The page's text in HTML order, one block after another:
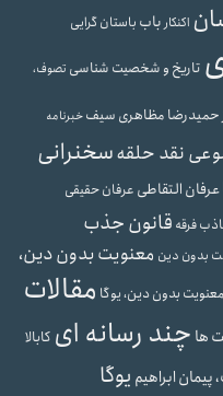
اکنکارباب باستان گرایی
تاریخ و شخصیت شناسی تصوف،
حمیدرضا مظاهری سیفخبرنامه
نقد حلقهسخنرانی
عرفان التقاطی عرفان حقیقی
فرقه قانون جذب
بدون دین معنویت بدون دین،
معنویت بدون دین، یوگا مقالات
ها چند رسانه ای کابالا
پیمان ابراهیم یوگا